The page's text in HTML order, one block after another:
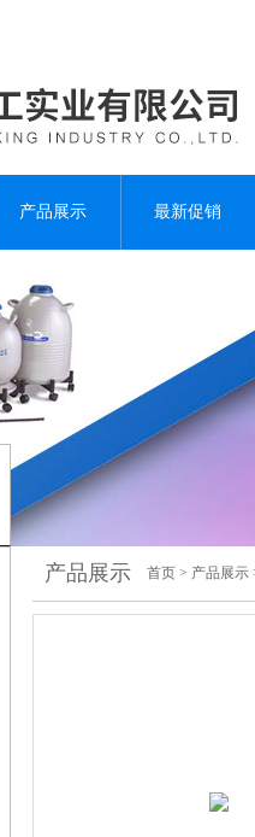
产品展示 最新促销
产品展示 首页 > 产品展示